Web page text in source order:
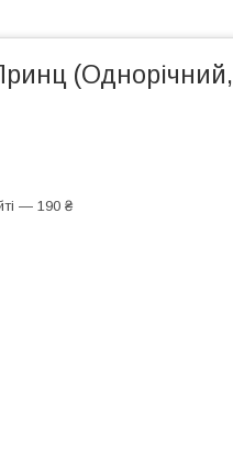
(Однорічний,
— 190 ₴